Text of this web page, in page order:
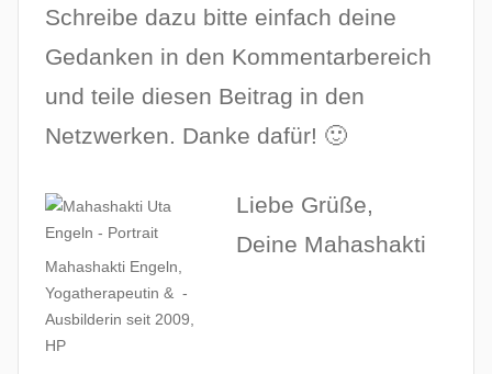
Schreibe dazu bitte einfach deine
Gedanken in den Kommentarbereich
und teile diesen Beitrag in den
Netzwerken. Danke dafür! 🙂
Mahashakti Engeln,
Yogatherapeutin & -
Ausbilderin seit 2009,
HP
Liebe Grüße,
Deine Mahashakti